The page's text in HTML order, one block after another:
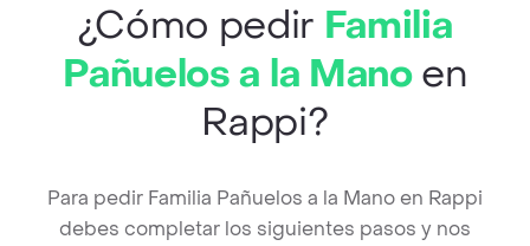
¿Cómo pedir Familia
Pañuelos a la Manoen
Rappi?
Para pedir Familia Pañuelos a la Mano en Rappi
debes completar los siguientes pasos y nos